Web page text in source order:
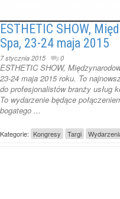
ESTHETIC SHOW,
Spa, 23-24 maja 2015
7 stycznia 2015 0
ESTHETIC SHOW,
23-24 maja 2015 roku. To
do profesjonalistów branży usług
To wydarzenie będące
bogatego ...
Kategorie: Kongresy Targi